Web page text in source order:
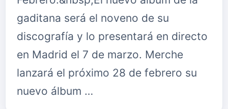
gaditana será el noveno de su
discografía y lo presentará en directo
en Madrid el 7 de marzo. Merche
lanzará el próximo 28 de febrero su
nuevo álbum …